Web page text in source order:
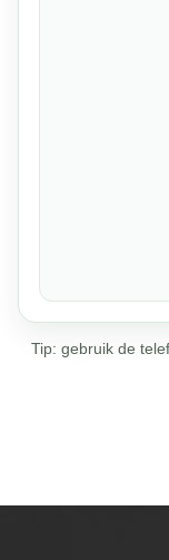
Tip: gebruik de